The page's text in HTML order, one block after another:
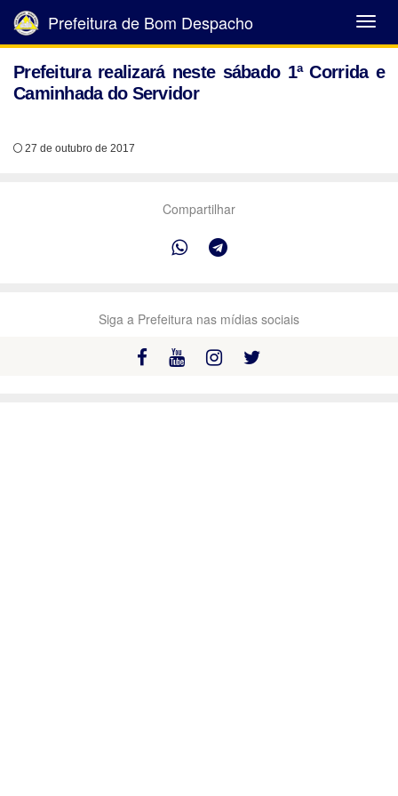
Abrir
Menu
Prefeitura de Bom Despacho
Prefeitura realizará neste sábado 1ª Corrida e
Caminhada do Servidor
27 de outubro de 2017
Compartilhar
Siga a Prefeitura nas mídias sociais